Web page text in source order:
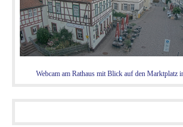
Webcam am Rathaus mit Blick auf den Marktplatz